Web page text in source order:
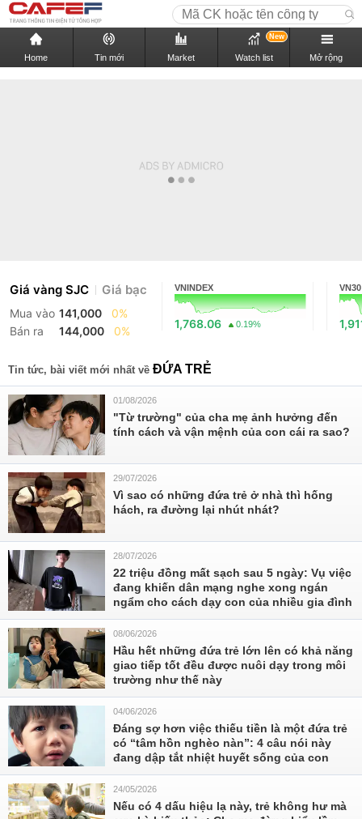
Home Tin mới Market Watch list
New
Mở rộng
Giá vàng SJC Giá bạc
Mua vào 141,000
0%
Bán ra
144,000 0%
VNINDEX
1,768.06 0.19%
VN30
Tin tức, bài viết mới nhất về ĐỨA TRẺ
01/08/2026
"Từ trường" của cha mẹ ảnh hưởng đến
tính cách và vận mệnh của con cái ra sao?
29/07/2026
Vì sao có những đứa trẻ ở nhà thì hống
hách, ra đường lại nhút nhát?
28/07/2026
22 triệu đồng mất sạch sau 5 ngày: Vụ việc
đang khiến dân mạng nghe xong ngán
ngẩm cho cách dạy con của nhiều gia đình
08/06/2026
Hầu hết những đứa trẻ lớn lên có khả năng
giao tiếp tốt đều được nuôi dạy trong môi
trường như thế này
04/06/2026
Đáng sợ hơn việc thiếu tiền là một đứa trẻ
có “tâm hồn nghèo nàn”: 4 câu nói này
đang dập tắt nhiệt huyết sống của con
24/05/2026
Nếu có 4 dấu hiệu lạ này, trẻ không hư mà